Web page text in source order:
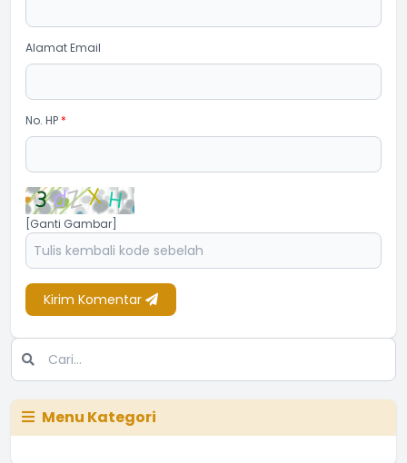
Alamat Email
No. HP *
[Ganti Gambar]
Kirim Komentar
Menu Kategori